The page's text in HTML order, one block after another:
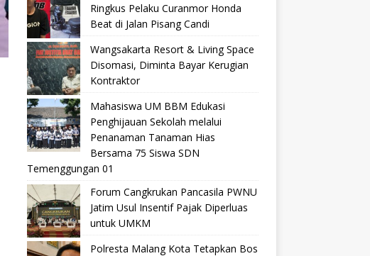
Ringkus Pelaku Curanmor Honda
Beat di Jalan Pisang Candi
Wangsakarta Resort & Living Space
Disomasi, Diminta Bayar Kerugian
Kontraktor
Mahasiswa UM BBM Edukasi
Penghijauan Sekolah melalui
Penanaman Tanaman Hias
Bersama 75 Siswa SDN
Temenggungan 01
Forum Cangkrukan Pancasila PWNU
Jatim Usul Insentif Pajak Diperluas
untuk UMKM
Polresta Malang Kota Tetapkan Bos